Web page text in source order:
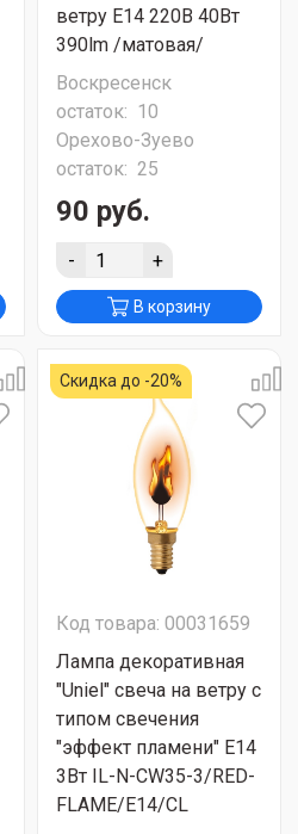
ветру Е14 220В 40Вт
390lm /матовая/
Воскресенск
остаток: 10
Орехово-Зуево
остаток: 25
90 руб.
- +
В корзину
Скидка до -20%
Код товара: 00031659
Лампа декоративная
"Uniel" свеча на ветру с
типом свечения
"эффект пламени" Е14
3Вт IL-N-CW35-3/RED-
FLAME/E14/CL